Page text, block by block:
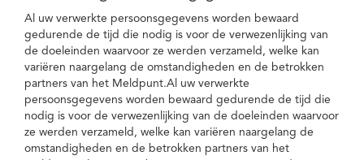
Al uw verwerkte persoonsgegevens worden bewaard
gedurende de tijd die nodig is voor de verwezenlijking van
de doeleinden waarvoor ze werden verzameld, welke kan
variëren naargelang de omstandigheden en de betrokken
partners van het Meldpunt.Al uw verwerkte
persoonsgegevens worden bewaard gedurende de tijd die
nodig is voor de verwezenlijking van de doeleinden waarvoor
ze werden verzameld, welke kan variëren naargelang de
omstandigheden en de betrokken partners van het